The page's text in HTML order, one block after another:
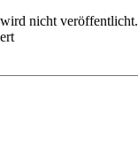
nicht veröffentlicht.